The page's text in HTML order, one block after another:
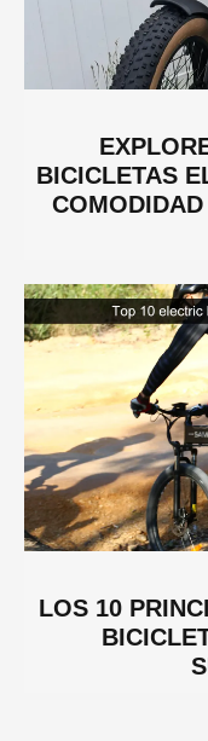
BICICLETAS
LOS 10